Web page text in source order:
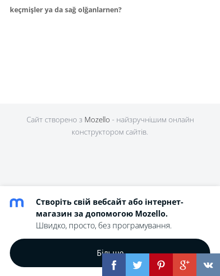
keçmişler ya da sağ olğanlarnen?
Сайт створено з Mozello - найзручнішим онлайн
конструктором сайтів.
Створіть свій вебсайт або інтернет-
магазин за допомогою Mozello.
Швидко, просто, без програмування.
Більше